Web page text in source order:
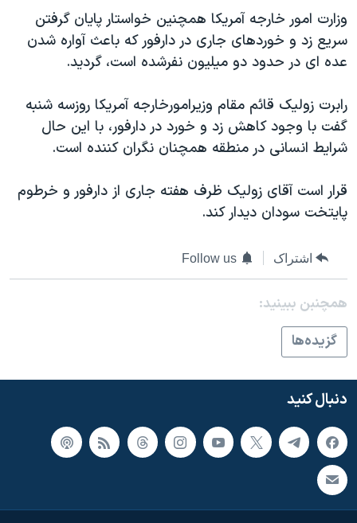
تریبونال مردمی آبان ۹۸
دادگاه حمید نوری
قانون شفافیت دارائی کادر رهبری ایران
اعتراضات مردمی آبان ۹۸
نرگس محمدی برنده جایزه نوبل صلح
صفحه‌های ویژه
سفر پرزیدنت ترامپ به چین
وزارت امور خارجه آمريکا همچنين خواستار پايان گرفتن
سريع زد و خوردهای جاری در دارفور که باعث آواره شدن
عده ای در حدود دو ميليون نفرشده است، گرديد.
رابرت زوليک قائم مقام وزيرامورخارجه آمريکا روزسه شنبه
گفت با وجود کاهش زد و خورد در دارفور، با اين حال
شرايط انسانی در منطقه همچنان نگران کننده است.
قرار است آقای زوليک ظرف هفته جاری از دارفور و خرطوم
پايتخت سودان ديدار کند.
اشتراک Follow us
همچنبن ببینید:
گزيده‌ها
دنبال کنید